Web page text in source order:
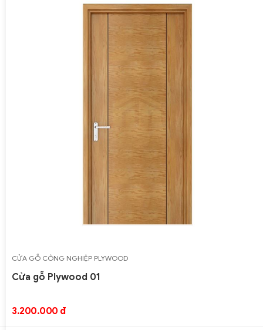
CỬA GỖ CÔNG NGHIỆP PLYWOOD
Cửa gỗ Plywood 06
liên hệ